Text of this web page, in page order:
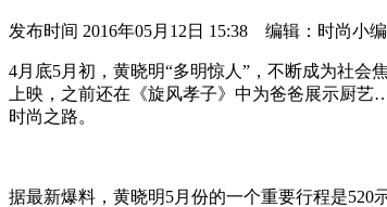
发布时间 2016年05月12日 15:38 编辑：时尚小
4月底5月初，黄晓明“多明惊人”，不断成为社会
上映，之前还在《旋风孝子》中为爸爸展示厨
时尚之路。
据最新爆料，黄晓明5月份的一个重要行程是520